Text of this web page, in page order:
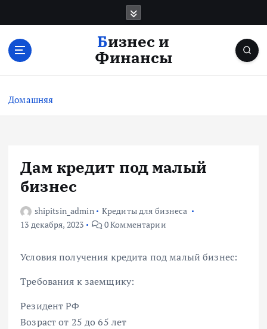
с
Бизнес и
Финансы
Домашняя
Дам кредит под малый
бизнес
shipitsin_admin
Кредиты для бизнеса
13 декабря, 2023
0 Комментарии
Условия получения кредита под малый бизнес:
Требования к заемщику:
Резидент РФ
Возраст от 25 до 65 лет